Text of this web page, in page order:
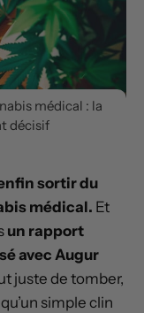
médical : la
décisif
sortir du
médical. Et
un rapport
avec Augur
juste de tomber,
simple clin